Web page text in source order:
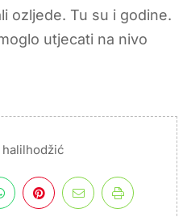
ozljede. Tu su i godine.
utjecati na nivo
halilhodžić